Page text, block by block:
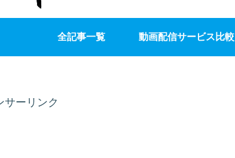
全記事一覧 動画配信サービス比較
サーリンク